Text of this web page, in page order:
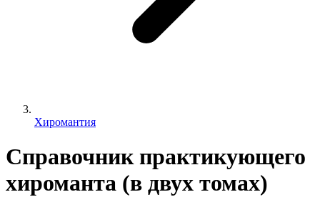
Хиромантия
Справочник практикующего
хироманта (в двух томах)